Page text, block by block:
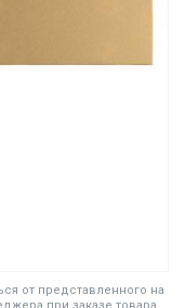
от представленного на
при заказе товара.